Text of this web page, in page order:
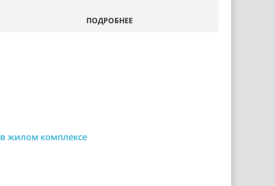
ПОДРОБНЕЕ
в жилом комплексе